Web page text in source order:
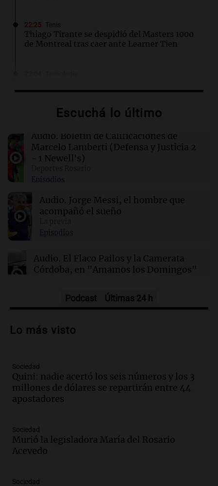
22:25 Tenis
Thiago Tirante se despidió del Masters 1000
de Montreal tras caer ante Learner Tien
detección de cámaras de seguridad
Fallece Don Nelson, leyenda de la NBA y
segundo entrenador más exitoso en la
historia
22:03 Tecnología
riesgo para la ciberseguridad
21:48 Sociedad
Quini: nadie acertó los seis números y los 3
apostadores
Escuchá lo último
Audio. Boletín de Calificaciones de
Marcelo Lamberti (Defensa y Justicia 2
- 1 Newell's)
Episodios
Audio. Jorge Messi, el hombre que
acompañó el sueño
Episodios
Audio. El Flaco Pailos y la Camerata
Córdoba, en "Amamos los Domingos"
hablaron de su obra en Cadena 3
Audio.
recuerdo del paso de Juan Pablo II: "Te
traspasaba con la mirada"
Amamos los Domingos
Audio.
un imperdible cordobés para los
amantes de la astronomía
Podcast Últimas 24 h
Lo más visto
Sociedad
Quini: nadie acertó los seis números y los 3
millones de dólares se repartirán entre 44
apostadores
Sociedad
Murió la legisladora María del Rosario
Acevedo
Sociedad